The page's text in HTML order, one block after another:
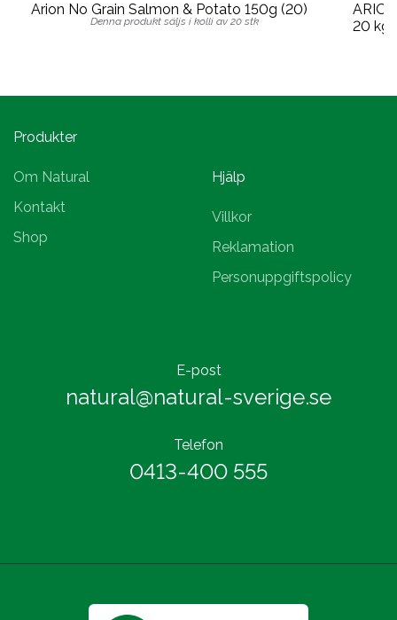
Arion No Grain Salmon & Potato 150g (20)
Denna produkt säljs i kolli av 20 stk
20 kg
Produkter
Om Natural
Kontakt
Shop
Hjälp
Villkor
Reklamation
Personuppgiftspolicy
E-post
natural@natural-sverige.se
Telefon
0413-400 555